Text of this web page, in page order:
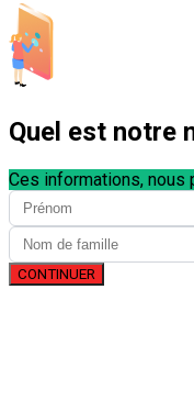
Quel est notre
Ces informations,
CONTINUER